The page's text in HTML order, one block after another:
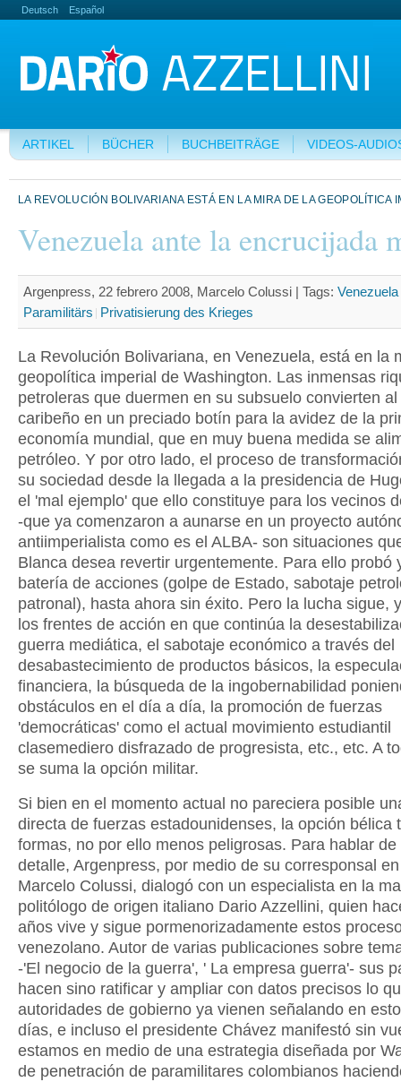
Deutsch Español
ARTIKEL BÜCHER BUCHBEITRÄGE VIDEOS-
LA REVOLUCIÓN BOLIVARIANA ESTÁ EN LA MIRA DE LA GEOPOLÍTICA
Venezuela ante la encrucijada
Argenpress, 22 febrero 2008, Marcelo Colussi | Tags: Venezuela
Paramilitärs Privatisierung des Krieges
La Revolución Bolivariana, en Venezuela, está en la
geopolítica imperial de Washington. Las inmensas
petroleras que duermen en su subsuelo convierten
caribeño en un preciado botín para la avidez de la
economía mundial, que en muy buena medida se
petróleo. Y por otro lado, el proceso de
su sociedad desde la llegada a la presidencia de
el 'mal ejemplo' que ello constituye para los vecinos
-que ya comenzaron a aunarse en un proyecto
antiimperialista como es el ALBA- son situaciones
Blanca desea revertir urgentemente. Para ello probó
batería de acciones (golpe de Estado, sabotaje
patronal), hasta ahora sin éxito. Pero la lucha sigue,
los frentes de acción en que continúa la
guerra mediática, el sabotaje económico a través del
desabastecimiento de productos básicos, la
financiera, la búsqueda de la ingobernabilidad
obstáculos en el día a día, la promoción de fuerzas
'democráticas' como el actual movimiento estudiantil
clasemediero disfrazado de progresista, etc., etc. A
se suma la opción militar.
Si bien en el momento actual no pareciera posible
directa de fuerzas estadounidenses, la opción bélica
formas, no por ello menos peligrosas. Para hablar de
detalle, Argenpress, por medio de su corresponsal
Marcelo Colussi, dialogó con un especialista en la
politólogo de origen italiano Dario Azzellini, quien
años vive y sigue pormenorizadamente estos
venezolano. Autor de varias publicaciones sobre
-'El negocio de la guerra', ' La empresa guerra'- sus
hacen sino ratificar y ampliar con datos precisos lo
autoridades de gobierno ya vienen señalando en
días, e incluso el presidente Chávez manifestó sin
estamos en medio de una estrategia diseñada por
de penetración de paramilitares colombianos